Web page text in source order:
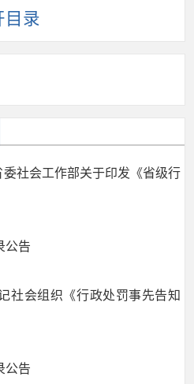
目录
社会工作部关于印发《省级行
公告
社会组织《行政处罚事先告知
公告